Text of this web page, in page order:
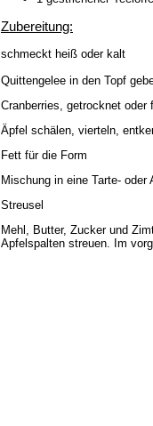
Zubereitung:
schmeckt heiß oder kalt
Quittengelee in den Topf
Cranberries, getrocknet oder
Äpfel schälen, vierteln,
Fett für die Form
Mischung in eine Tarte-
Streusel
Mehl, Butter, Zucker und
Apfelspalten streuen. Im